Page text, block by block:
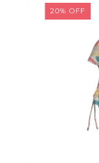
20%OFF